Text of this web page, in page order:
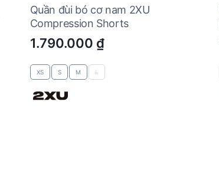
Quần đùi bó cơ nam 2XU
Compression Shorts
1.790.000 ₫
XS S M L